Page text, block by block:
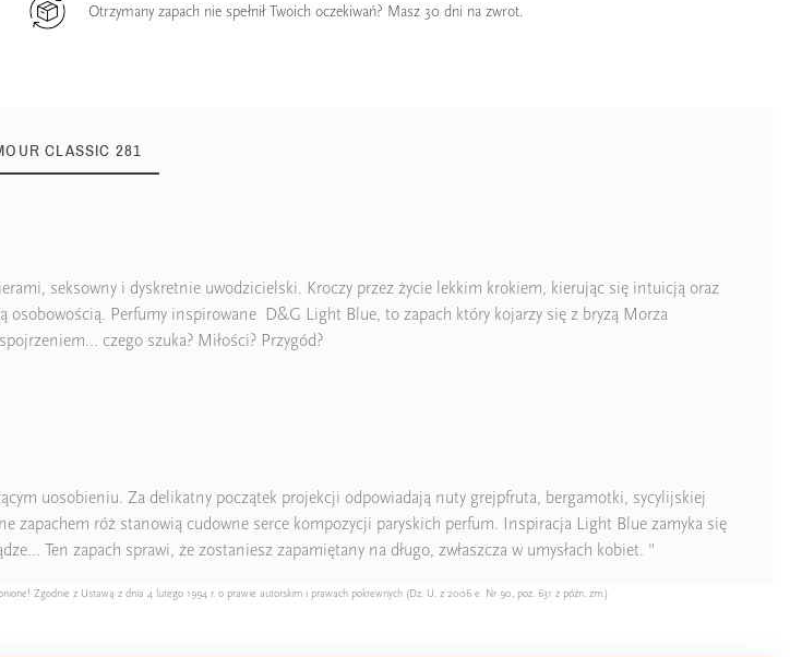
Otrzymany zapach nie spełnił Twoich oczekiwań? Masz 30 dni na zwrot.
CLASSIC 281
seksowny i dyskretnie uwodzicielski. Kroczy przez życie lekkim krokiem, kierując się intuicją oraz
Perfumy inspirowane D&G Light Blue, to zapach który kojarzy się z bryzą Morza
czego szuka? Miłości? Przygód?
uosobieniu. Za delikatny początek projekcji odpowiadają nuty grejpfruta, bergamotki, sycylijskiej
zapachem róż stanowią cudowne serce kompozycji paryskich perfum. Inspiracja Light Blue zamyka się
Ten zapach sprawi, że zostaniesz zapamiętany na długo, zwłaszcza w umysłach kobiet. "
Zgodnie z Ustawą z dnia 4 lutego 1994 r. o prawie autorskim i prawach pokrewnych (Dz. U. z 2006 e. Nr 90, poz. 631 z późn. zm.)